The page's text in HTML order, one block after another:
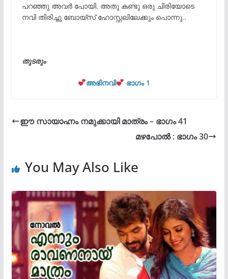
പറഞ്ഞു അവർ പോയി. അതു കണ്ടു ഒരു ചിരിയോടെ
നവി തിരിച്ചു ബോയ്സ് ഹോസ്റ്റലിലേക്കും പൊന്നു..
തുടരും
അഭിനവി ഭാഗം 1
ഈ സായാഹ്നം നമുക്കായി മാത്രം – ഭാഗം 41
മഴപോൽ : ഭാഗം 30
You May Also Like